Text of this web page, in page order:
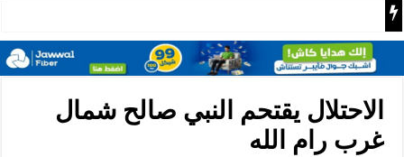
البر الرئيسي ينتقد سلطات الحزب الديمقراطي التقدمي
الاحتلال يقتحم النبي صالح شمال
غرب رام الله